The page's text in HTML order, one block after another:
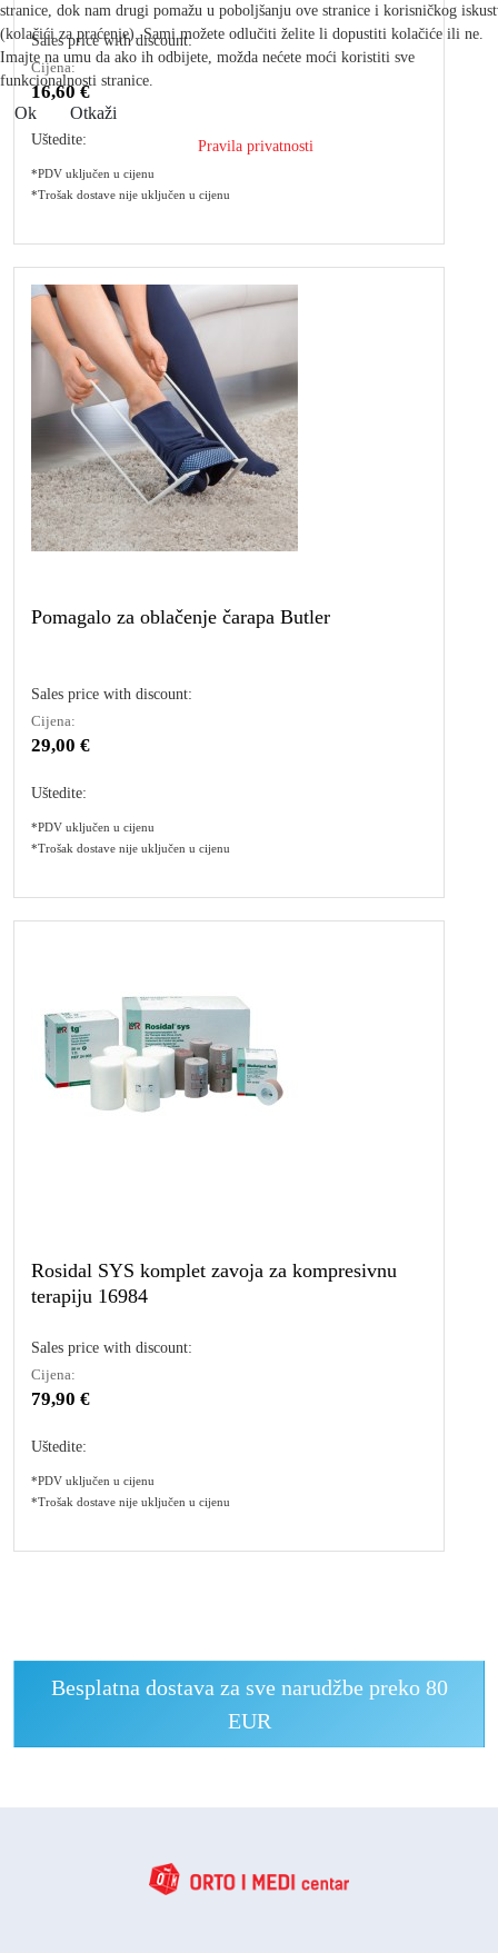
Sales price with discount:
Cijena:
16,60 €
Uštedite:
*PDV uključen u cijenu
*Trošak dostave nije uključen u cijenu
Pomagalo za oblačenje čarapa Butler
Sales price with discount:
Cijena:
29,00 €
Uštedite:
*PDV uključen u cijenu
*Trošak dostave nije uključen u cijenu
Rosidal SYS komplet zavoja za kompresivnu
terapiju 16984
Sales price with discount:
Cijena:
79,90 €
Uštedite:
*PDV uključen u cijenu
*Trošak dostave nije uključen u cijenu
Besplatna dostava za sve narudžbe preko 80
EUR
stranice, dok nam drugi pomažu u poboljšanju ove stranice i korisničkog
(kolačići za praćenje). Sami možete odlučiti želite li dopustiti kolačiće ili ne.
Imajte na umu da ako ih odbijete, možda nećete moći koristiti sve
funkcionalnosti stranice.
Ok Otkaži
Pravila privatnosti